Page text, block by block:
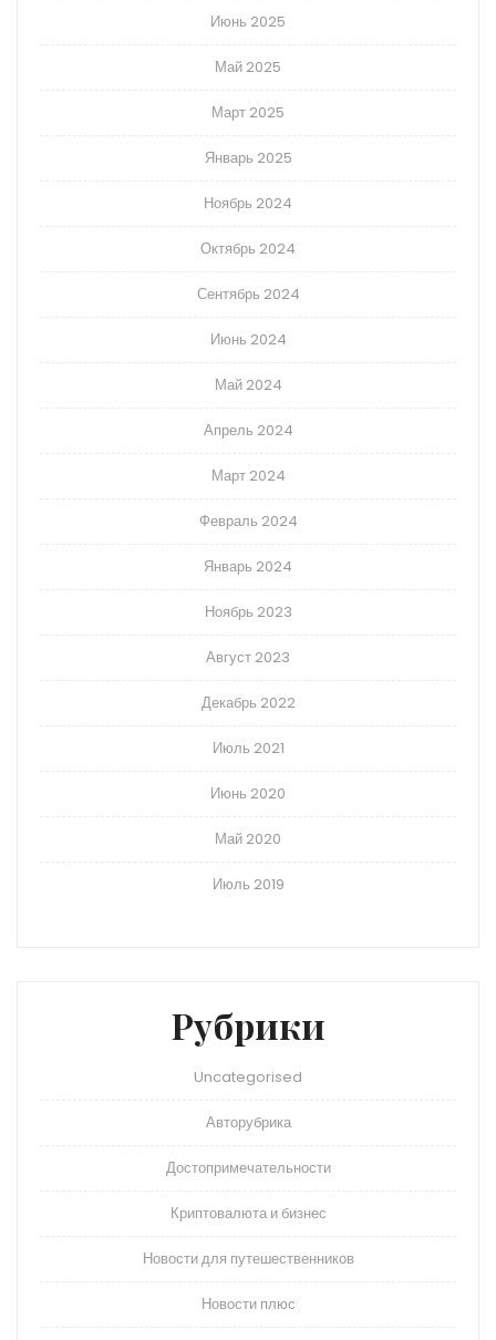
Июнь 2025
Май 2025
Март 2025
Январь 2025
Ноябрь 2024
Октябрь 2024
Сентябрь 2024
Июнь 2024
Май 2024
Апрель 2024
Март 2024
Февраль 2024
Январь 2024
Ноябрь 2023
Август 2023
Декабрь 2022
Июль 2021
Июнь 2020
Май 2020
Июль 2019
Рубрики
Uncategorised
Авторубрика
Достопримечательности
Криптовалюта и бизнес
Новости для путешественников
Новости плюс